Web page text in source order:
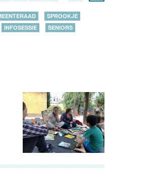
SPROOKJE
INFOSESSIE
SENIORS